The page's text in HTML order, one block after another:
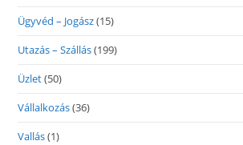
Ügyvéd – Jogász(15)
Utazás – Szállás(199)
Üzlet(50)
Vállalkozás(36)
Vallás(1)